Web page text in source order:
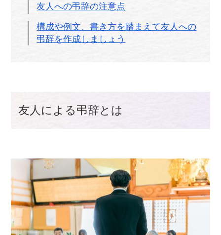
友人への弔辞の注意点
構成や例文、書き方を踏まえて友人への
弔辞を作成しましょう
友人による弔辞とは